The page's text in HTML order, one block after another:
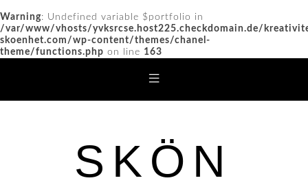
Warning: Undefined variable $portfolio in
/var/www/vhosts/yvksrcse.host225.checkdomain.de/
skoenhet.com/wp-content/themes/chanel-
theme/functions.php on line 163
SKÖN